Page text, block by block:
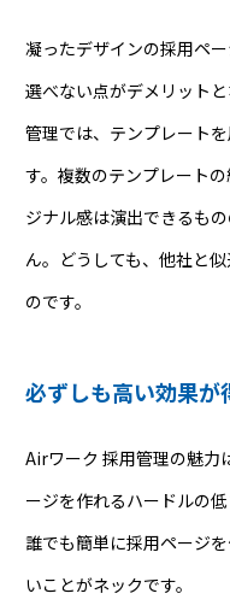
凝ったデザインの採用ペ
選べない点がデメリット
管理では、テンプレート
す。複数のテンプレート
ジナル感は演出できるも
ん。どうしても、他社と
のです。
必ずしも高い効果が
Airワーク 採用管理の魅力
ージを作れるハードルの
誰でも簡単に採用ページ
いことがネックです。